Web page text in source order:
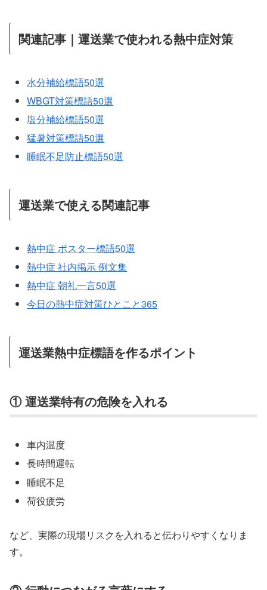
関連記事｜運送業で使われる熱中症対策
水分補給標語50選
WBGT対策標語50選
塩分補給標語50選
猛暑対策標語50選
睡眠不足防止標語50選
運送業で使える関連記事
熱中症 ポスター標語50選
熱中症 社内掲示 例文集
熱中症 朝礼一言50選
今日の熱中症対策ひとこと365
運送業熱中症標語を作るポイント
① 運送業特有の危険を入れる
車内温度
長時間運転
睡眠不足
荷役疲労
など、実際の現場リスクを入れると伝わりやすくなりま
す。